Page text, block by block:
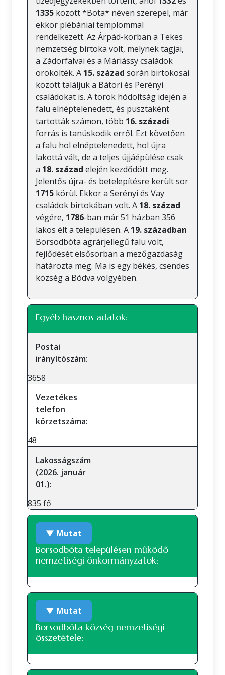
1335 között *Bota* néven szerepel, már
ekkor plébániai templommal
rendelkezett. Az Árpád-korban a Tekes
nemzetség birtoka volt, melynek tagjai,
a Zádorfalvai és a Máriássy családok
örökölték. A 15. század során birtokosai
között találjuk a Bátori és Perényi
családokat is. A török hódoltság idején a
falu elnéptelenedett, és pusztaként
tartották számon, több 16. századi
forrás is tanúskodik erről. Ezt követően
a falu hol elnéptelenedett, hol újra
lakottá vált, de a teljes újjáépülése csak
a 18. század elején kezdődött meg.
Jelentős újra- és betelepítésre került sor
1715 körül. Ekkor a Serényi és Vay
családok birtokában volt. A 18. század
végére, 1786-ban már 51 házban 356
lakos élt a településen. A 19. században
Borsodbóta agrárjellegű falu volt,
fejlődését elsősorban a mezőgazdaság
határozta meg. Ma is egy békés, csendes
község a Bódva völgyében.
Egyéb hasznos adatok:
Postai
irányítószám:
3658
Vezetékes
telefon
körzetszáma:
48
Lakosságszám
(2026. január
01.):
835 fő
▼ Mutat
Borsodbóta településen működő
nemzetiségi önkormányzatok:
Roma nemzetiségi önkormányzat
▼ Mutat
Borsodbóta község nemzetiségi
összetétele: